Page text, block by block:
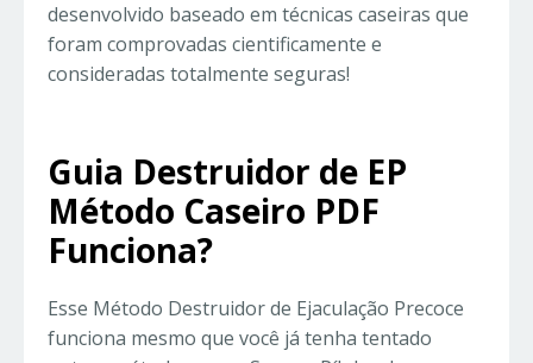
desenvolvido baseado em técnicas caseiras que
foram comprovadas cientificamente e
consideradas totalmente seguras!
Guia Destruidor de EP
Método Caseiro PDF
Funciona?
Esse Método Destruidor de Ejaculação Precoce
funciona mesmo que você já tenha tentado